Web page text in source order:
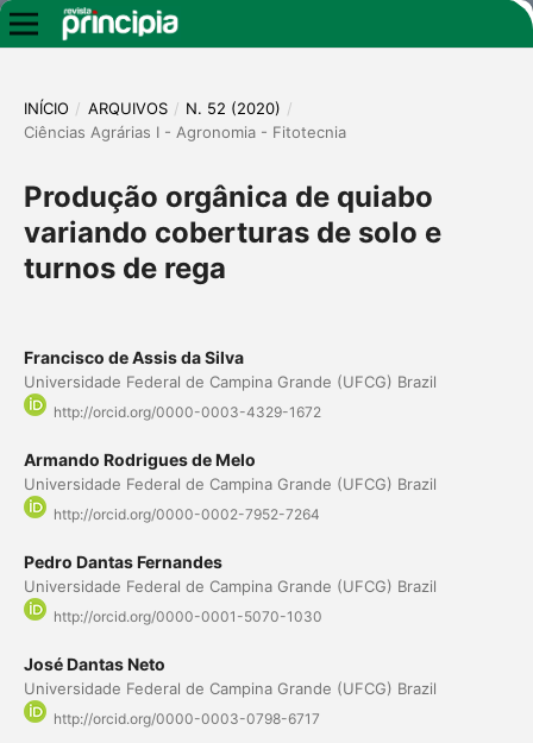
INÍCIO / ARQUIVOS / N. 52 (2020) /
Ciências Agrárias I - Agronomia - Fitotecnia
Produção orgânica de quiabo
variando coberturas de solo e
turnos de rega
Francisco de Assis da Silva
Universidade Federal de Campina Grande (UFCG) Brazil
http://orcid.org/0000-0003-4329-1672
Armando Rodrigues de Melo
Universidade Federal de Campina Grande (UFCG) Brazil
http://orcid.org/0000-0002-7952-7264
Pedro Dantas Fernandes
Universidade Federal de Campina Grande (UFCG) Brazil
http://orcid.org/0000-0001-5070-1030
José Dantas Neto
Universidade Federal de Campina Grande (UFCG) Brazil
http://orcid.org/0000-0003-0798-6717